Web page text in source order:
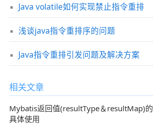
Java volatile如何实现禁止指令重排
浅谈java指令重排序的问题
Java指令重排引发问题及解决方案
相关文章
Mybatis返回值(resultType＆resultMap)的
具体使用